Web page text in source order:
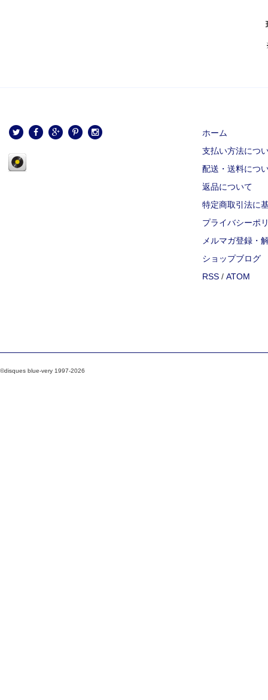
ホーム
支払い方法につ
配送・送料につ
返品について
特定商取引法に
プライバシーポ
メルマガ登録・
ショップブログ
RSS / ATOM
©disques blue-very 1997-2026